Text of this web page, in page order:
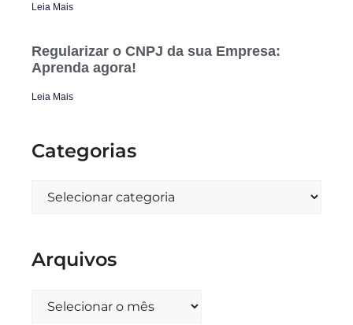
Leia Mais
Regularizar o CNPJ da sua Empresa:
Aprenda agora!
Leia Mais
Categorias
Arquivos